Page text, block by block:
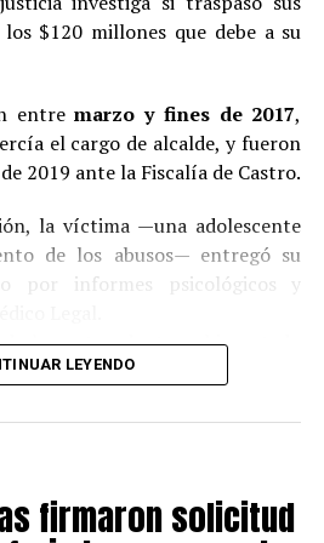
$120 millones que debe a su
entremarzo y fines de 2017,
el cargo de alcalde, y fueron
2019 ante la Fiscalía de Castro.
la víctima —una adolescente
de los abusos— entregó su
por informes psicológicos y
los antecedentes, el imputado
un procedimiento abreviado,
en libertad
de Castrodictó sentencia en
a Pedro Montecinos a
LEYENDO
firmaron solicitud